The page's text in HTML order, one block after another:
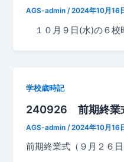
AGS-admin/2024年10月16
１０月９日(水)の６校
学校歳時記
240926 前期終業
AGS-admin /2024年10月16
前期終業式（９月２６